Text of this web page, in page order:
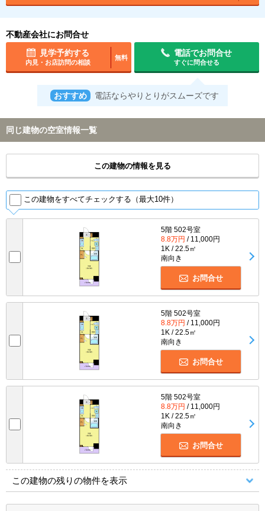
不動産会社にお問合せ
見学予約する
内見・お店訪問の相談
無料
電話でお問合せ
すぐに問合せる
おすすめ 電話ならやりとりがスムーズです
同じ建物の空室情報一覧
この建物の情報を見る
この建物をすべてチェックする（最大10件）
5階 502号室
8.8万円 / 11,000円
1K / 22.5㎡
南向き
お問合せ
5階 502号室
8.8万円 / 11,000円
1K / 22.5㎡
南向き
お問合せ
5階 502号室
8.8万円 / 11,000円
1K / 22.5㎡
南向き
お問合せ
この建物の残りの物件を表示